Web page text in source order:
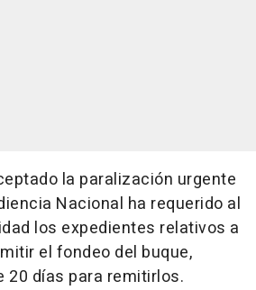
la paralización urgente
Nacional ha requerido al
los expedientes relativos a
el fondeo del buque,
20 días para remitirlos.